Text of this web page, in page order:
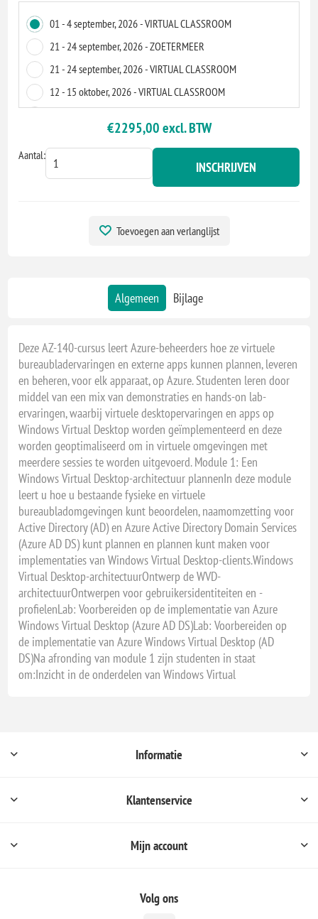
01 - 4 september, 2026 - VIRTUAL CLASSROOM
21 - 24 september, 2026 - ZOETERMEER
21 - 24 september, 2026 - VIRTUAL CLASSROOM
12 - 15 oktober, 2026 - VIRTUAL CLASSROOM
23 - 26 november, 2026 - NIEUWEGEIN
23 - 26 november, 2026 - VIRTUAL CLASSROOM
14 - 17 december, 2026 - VIRTUAL CLASSROOM
25 - 28 januari, 2027 - VIRTUAL CLASSROOM
05 - 8 april, 2027 - VIRTUAL CLASSROOM
31 - 3 juni, 2027 - ZOETERMEER
31 - 3 juni, 2027 - VIRTUAL CLASSROOM
26 - 29 juli, 2027 - PATERSWOLDE
26 - 29 juli, 2027 - VIRTUAL CLASSROOM
06 - 9 september, 2027 - VIRTUAL CLASSROOM
27 - 30 september, 2027 - NIEUWEGEIN
27 - 30 september, 2027 - VIRTUAL CLASSROOM
15 - 18 november, 2027 - VIRTUAL CLASSROOM
29 - 2 december, 2027 - EINDHOVEN
29 - 2 december, 2027 - VIRTUAL CLASSROOM
€2295,00 excl. BTW
Aantal:
INSCHRIJVEN
Toevoegen aan verlanglijst
Algemeen Bijlage
Deze AZ-140-cursus leert Azure-beheerders hoe ze virtuele
bureaubladervaringen en externe apps kunnen plannen, leveren
en beheren, voor elk apparaat, op Azure. Studenten leren door
middel van een mix van demonstraties en hands-on lab-
ervaringen, waarbij virtuele desktopervaringen en apps op
Windows Virtual Desktop worden geïmplementeerd en deze
worden geoptimaliseerd om in virtuele omgevingen met
meerdere sessies te worden uitgevoerd. Module 1: Een
Windows Virtual Desktop-architectuur plannenIn deze module
leert u hoe u bestaande fysieke en virtuele
bureaubladomgevingen kunt beoordelen, naamomzetting voor
Active Directory (AD) en Azure Active Directory Domain Services
(Azure AD DS) kunt plannen en plannen kunt maken voor
implementaties van Windows Virtual Desktop-clients.Windows
Virtual Desktop-architectuurOntwerp de WVD-
architectuurOntwerpen voor gebruikersidentiteiten en -
profielenLab: Voorbereiden op de implementatie van Azure
Windows Virtual Desktop (Azure AD DS)Lab: Voorbereiden op
de implementatie van Azure Windows Virtual Desktop (AD
DS)Na afronding van module 1 zijn studenten in staat
om:Inzicht in de onderdelen van Windows Virtual
Informatie
Klantenservice
Mijn account
Volg ons